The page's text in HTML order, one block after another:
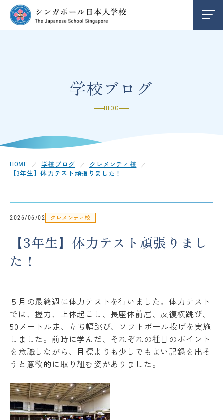
編入学/退学案内
クレメンティ校CLEMENTI
チャンギ校 CHANGI
アクセスACCESS
Please follow us !
学校ブログ
BLOG
HOME 学校ブログ
クレメンティ校
【3年生】体力テスト頑張りました！
2026/06/02 クレメンティ校
【3年生】体力テスト頑張りまし
た！
５月の最終週に体力テストを行いました。体力テスト
では、握力、上体起こし、長座体前屈、反復横跳び、
50メートル走、立ち幅跳び、ソフトボール投げを実施
しました。前時に学んだ、それぞれの種目のポイント
を意識しながら、目標よりも少しでもよい記録を出そ
うと意欲的に取り組む姿がありました。